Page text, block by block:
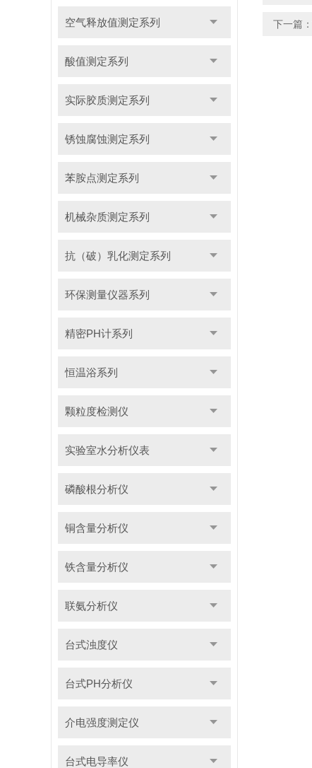
空气释放值测定系列
酸值测定系列
实际胶质测定系列
锈蚀腐蚀测定系列
苯胺点测定系列
机械杂质测定系列
抗（破）乳化测定系列
环保测量仪器系列
精密PH计系列
恒温浴系列
颗粒度检测仪
实验室水分析仪表
磷酸根分析仪
铜含量分析仪
铁含量分析仪
联氨分析仪
台式浊度仪
台式PH分析仪
介电强度测定仪
台式电导率仪
下一篇：